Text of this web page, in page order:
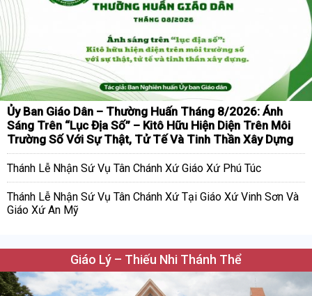
Ủy Ban Giáo Dân – Thường Huấn Tháng 8/2026: Ánh
Sáng Trên “Lục Địa Số” – Kitô Hữu Hiện Diện Trên Môi
Trường Số Với Sự Thật, Tử Tế Và Tinh Thần Xây Dựng
Thánh Lễ Nhận Sứ Vụ Tân Chánh Xứ Giáo Xứ Phú Túc
Thánh Lễ Nhận Sứ Vụ Tân Chánh Xứ Tại Giáo Xứ Vinh Sơn Và
Giáo Xứ An Mỹ
Giáo Lý – Thiếu Nhi Thánh Thể